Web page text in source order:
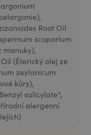
Root Oil
scoparium
manuky),
(Éterický olej ze
zeylanicum
kůry),
salicylate*,
alergenní